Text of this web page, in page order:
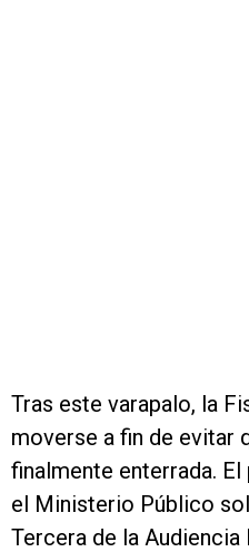
Tras este varapalo, la
moverse a fin de evitar
finalmente enterrada.
el Ministerio Público
Tercera de la